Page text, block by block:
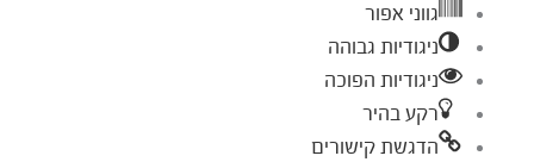
גווני אפור
ניגודיות גבוהה
ניגודיות הפוכה
רקע בהיר
הדגשת קישורים